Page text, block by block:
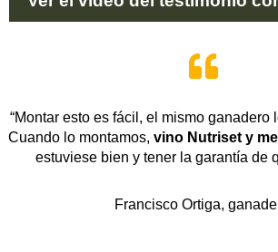

“Montar esto es fácil, el mismo
Cuando lo montamos, vino Nutriset y
estuviese bien y tener la garantía de
Francisco Ortiga,